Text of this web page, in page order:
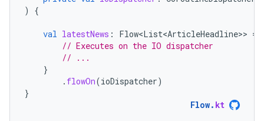
)
{
val latestNews : Flow<List<ArticleHeadline>> =
// Executes on the IO dispatcher
// ...
}
. flowOn(ioDispatcher)
}
Flow. kt